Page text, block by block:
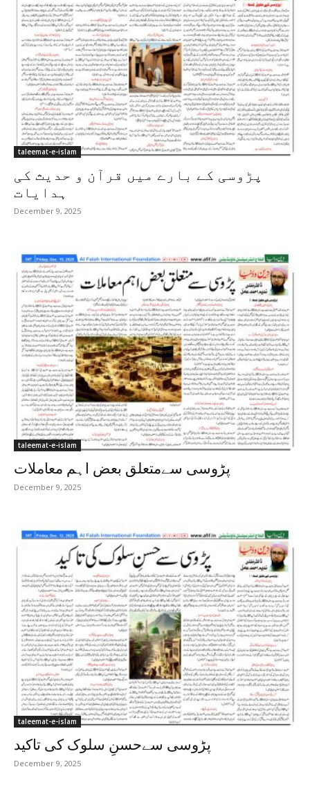
taleemat-e-islam
پڑوسی کے بارے میں قرآن و حدیث کی
ہدایات
December 9, 2025
taleemat-e-islam
پڑوسی سےمتعلق بعض اہم معاملات
December 9, 2025
taleemat-e-islam
پڑوسی سےحسنِ سلوک کی تاکید
December 9, 2025